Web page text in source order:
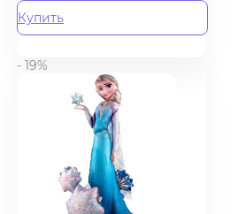
Купить
- 19%